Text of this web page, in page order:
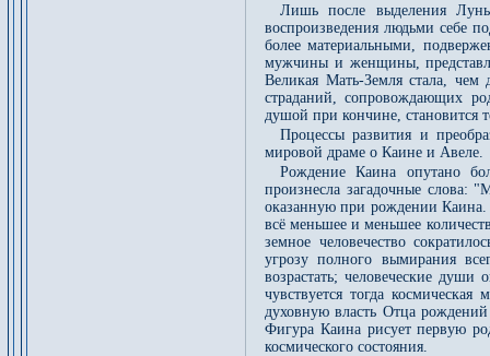
Лишь после выделения Луны
воспроизведения людьми себе
более материальными,
мужчины и женщины,
Великая Мать-Земля стала,
страданий, сопровождающих
душой при кончине, становится
Процессы развития и
мировой драме о Каине и Авеле.
Рождение Каина опутано
произнесла загадочные
оказанную при рождении Каина.
всё меньшее и меньшее
земное человечество
угрозу полного вымирания
возрастать; человеческие
чувствуется тогда
духовную власть Отца
Фигура Каина рисует первую
космического состояния.